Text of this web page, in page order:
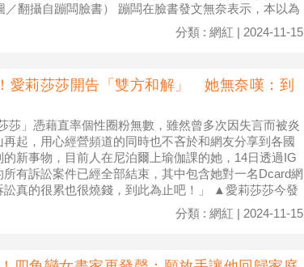
／翻攝自蹦闆臉書） 蹦闆在臉書發文無奈表示，本以為
分類 : 網紅 | 2024-11-15
愛莉莎莎開告「雙方和解」 她無奈嘆：到
莎」憑藉直率個性圈粉無數，雖然曾多次因失言而被炎
再起，用心經營頻道的同時也不吝於和網友分享到各國
新事物，目前人在尼泊爾上瑜伽課的她，14日透過IG
有訴訟案件已經全部結束，其中包含她對一名Dcard網
真的很累也很燒錢，到此為止吧！」 ▲愛莉莎莎今發
分類 : 網紅 | 2024-11-15